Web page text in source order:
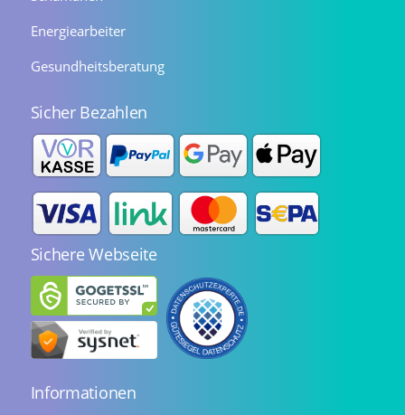
Energiearbeiter
Gesundheitsberatung
Sicher Bezahlen
Sichere Webseite
Informationen